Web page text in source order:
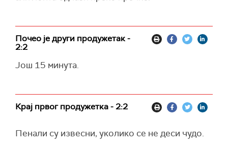
Почео је други продужетак -
2:2
Још 15 минута.
Крај првог продужетка - 2:2
Пенали су извесни, уколико се не деси чудо.